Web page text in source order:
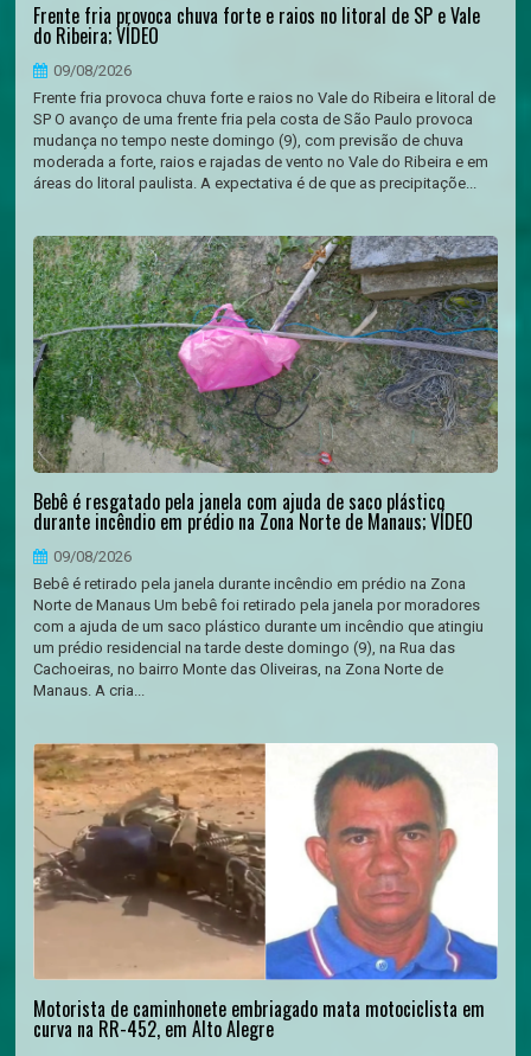
Frente fria provoca chuva forte e raios no litoral de SP e Vale
do Ribeira; VÍDEO
09/08/2026
Frente fria provoca chuva forte e raios no Vale do Ribeira e litoral de
SP O avanço de uma frente fria pela costa de São Paulo provoca
mudança no tempo neste domingo (9), com previsão de chuva
moderada a forte, raios e rajadas de vento no Vale do Ribeira e em
áreas do litoral paulista. A expectativa é de que as precipitaçõe...
Bebê é resgatado pela janela com ajuda de saco plástico
durante incêndio em prédio na Zona Norte de Manaus; VÍDEO
09/08/2026
Bebê é retirado pela janela durante incêndio em prédio na Zona
Norte de Manaus Um bebê foi retirado pela janela por moradores
com a ajuda de um saco plástico durante um incêndio que atingiu
um prédio residencial na tarde deste domingo (9), na Rua das
Cachoeiras, no bairro Monte das Oliveiras, na Zona Norte de
Manaus. A cria...
Motorista de caminhonete embriagado mata motociclista em
curva na RR-452, em Alto Alegre